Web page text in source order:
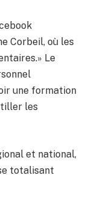
Corbeil, où les
Le
une formation
les
et national,
totalisant